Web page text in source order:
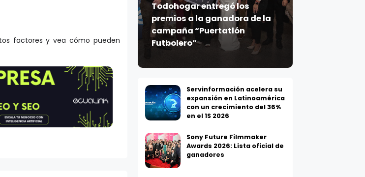
factores y vea cómo pueden
Todohogar entregó los
premios a la ganadora de la
campaña “Puertatlón
Futbolero”
Servinformación acelera su
expansión en Latinoamérica
con un crecimiento del 36%
en el 1S 2026
Sony Future Filmmaker
Awards 2026: Lista oficial de
ganadores